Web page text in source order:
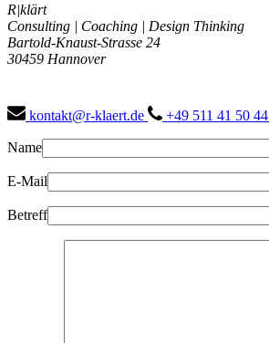
R|klärt
Consulting | Coaching | Design Thinking
Bartold-Knaust-Strasse 24
30459 Hannover
kontakt@r-klaert.de +49 511 41 50 44
Name
E-Mail
Betreff